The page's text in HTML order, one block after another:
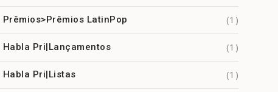
Prêmios>Prêmios LatinPop (1)
Habla Pri|Lançamentos (1)
Habla Pri|Listas (1)